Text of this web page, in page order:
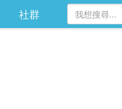
社群